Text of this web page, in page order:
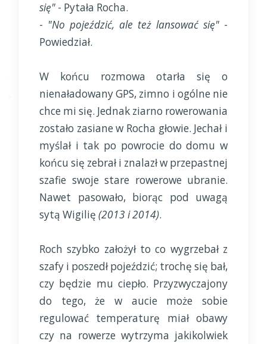
się" - Pytała Rocha.
- "No pojeździć, ale też lansować się" -
Powiedział.
W końcu rozmowa otarła się o
nienaładowany GPS, zimno i ogólne nie
chce mi się. Jednak ziarno rowerowania
zostało zasiane w Rocha głowie. Jechał i
myślał i tak po powrocie do domu w
końcu się zebrał i znalazł w przepastnej
szafie swoje stare rowerowe ubranie.
Nawet pasowało, biorąc pod uwagą
sytą Wigilię (2013 i 2014).
Roch szybko założył to co wygrzebał z
szafy i poszedł pojeździć; trochę się bał,
czy będzie mu ciepło. Przyzwyczajony
do tego, że w aucie może sobie
regulować temperaturę miał obawy
czy na rowerze wytrzyma jakikolwiek